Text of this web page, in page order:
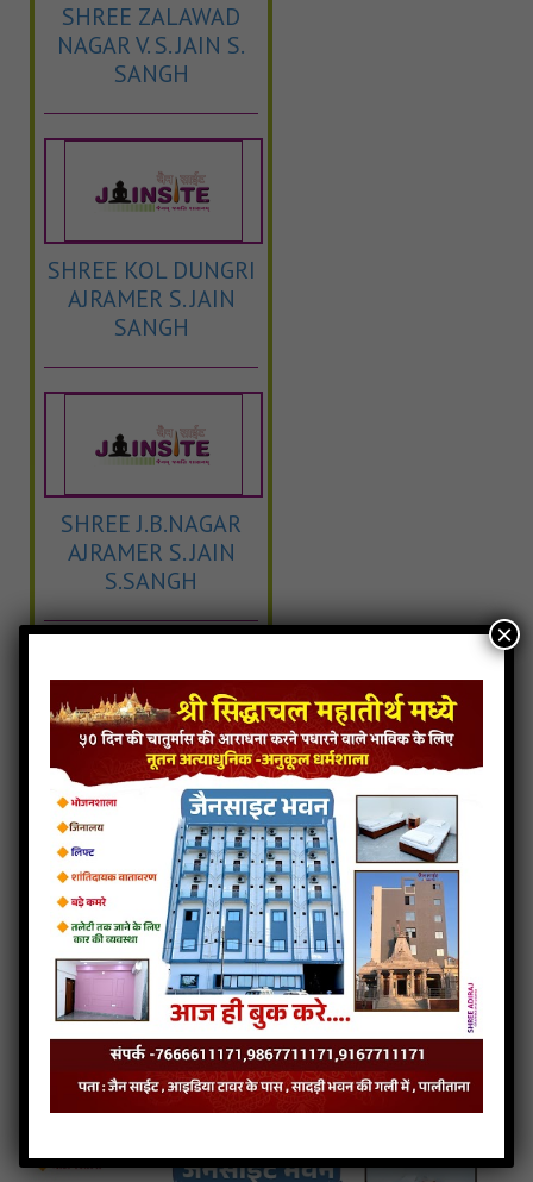
SHREE ZALAWAD
NAGAR V. S. JAIN S.
SANGH
SHREE KOL DUNGRI
AJRAMER S. JAIN
SANGH
SHREE J.B.NAGAR
AJRAMER S. JAIN
S.SANGH
SHREE Verma Nagar
V. S. JAIN S. SANGH
×